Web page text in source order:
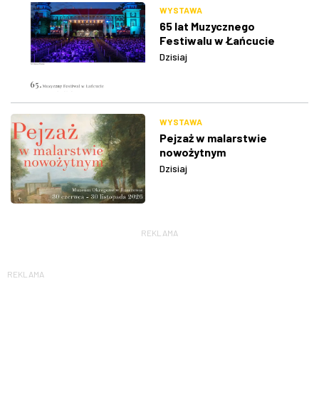
WYSTAWA
65 lat Muzycznego
Festiwalu w Łańcucie
Dzisiaj
WYSTAWA
Pejzaż w malarstwie
nowożytnym
Dzisiaj
REKLAMA
REKLAMA